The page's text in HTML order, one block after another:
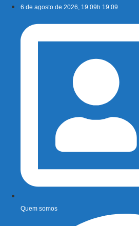
conteúdo
6 de agosto de 2026, 19:09h 19:09
Quem somos